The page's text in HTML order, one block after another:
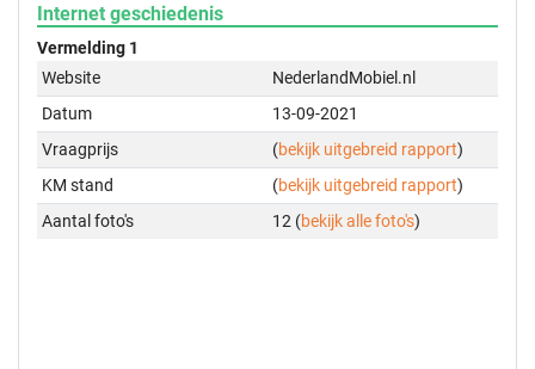
Internet geschiedenis
Vermelding 1
Website
NederlandMobiel.nl
Datum
13-09-2021
Vraagprijs
(bekijk uitgebreid rapport)
KM stand
(bekijk uitgebreid rapport)
Aantal foto's
12 (bekijk alle foto's)